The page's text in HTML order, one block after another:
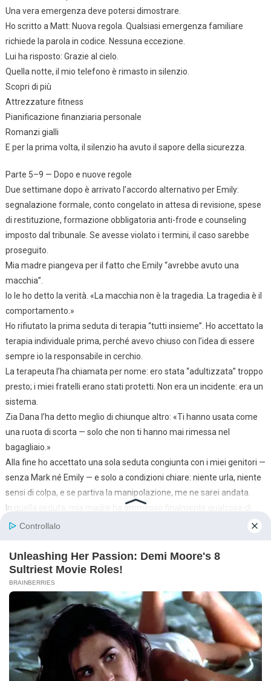
Una vera emergenza deve potersi dimostrare.
Ho scritto a Matt: Nuova regola. Qualsiasi emergenza familiare
richiede la parola in codice. Nessuna eccezione.
Lui ha risposto: Grazie al cielo.
Quella notte, il mio telefono è rimasto in silenzio.
Scopri di più
Attrezzature fitness
Pianificazione finanziaria personale
Romanzi gialli
E per la prima volta, il silenzio ha avuto il sapore della sicurezza.
Parte 5–9 — Dopo e nuove regole
Due settimane dopo è arrivato l’accordo alternativo per Emily:
segnalazione formale, conto congelato in attesa di revisione, spese
di restituzione, formazione obbligatoria anti-frode e counseling
imposto dal tribunale. Se avesse violato i termini, il caso sarebbe
proseguito.
Mia madre piangeva per il fatto che Emily “avrebbe avuto una
macchia”.
Io le ho detto la verità. «La macchia non è la tragedia. La tragedia è il
comportamento.»
Ho rifiutato la prima seduta di terapia “tutti insieme”. Ho accettato la
terapia individuale prima, perché avevo chiuso con l’idea di essere
sempre io la responsabile in cerchio.
La terapeuta l’ha chiamata per nome: ero stata “adultizzata” troppo
presto; i miei fratelli erano stati protetti. Non era un incidente: era un
sistema.
Zia Dana l’ha detto meglio di chiunque altro: «Ti hanno usata come
una ruota di scorta — solo che non ti hanno mai rimessa nel
bagagliaio.»
Alla fine ho accettato una sola seduta congiunta con i miei genitori —
senza Mark né Emily — e solo a condizioni chiare: niente urla, niente
sensi di colpa, e se partiva la manipolazione, me ne sarei andata.
In quella seduta, mia madre ha ammesso finalmente qualcosa di
vero: «Perché tu sistemi sempre tutto.»
Mio padre ha detto, rigido: «Abbiamo sbagliato.» Non era poetico,
ma era la prima crepa nella sua vecchia autorità.
Sono passati mesi. Emily ha trovato un lavoro più stabile, ha pagato
le spese, ha iniziato a ricostruire. Mi ha chiesto di vedermi in un luogo
pubblico: un’ora, nessuna richiesta. Al bar ha ammesso, tremando:
«Ero gelosa. Contavo su di te per far sparire le cose.»
Ha fatto scivolare un assegno circolare sul tavolo — piccolo rispetto
a 20.000, ma reale. Senza ganci. Senza trucco.
Io ho detto: «Questo è un inizio. Un inizio non è una fine.»